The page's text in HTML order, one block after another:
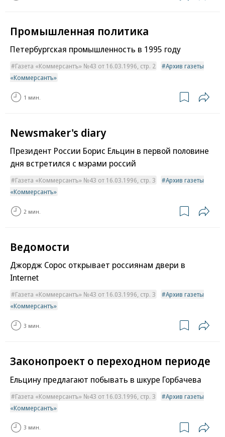
Промышленная политика
Петербургская промышленность в 1995 году
Газета «Коммерсантъ» №43 от 16.03.1996, стр. 2
Архив газеты
«Коммерсантъ»
1 мин.
Newsmaker's diary
Президент России Борис Ельцин в первой половине
дня встретился с мэрами россий
Газета «Коммерсантъ» №43 от 16.03.1996, стр. 3
Архив газеты
«Коммерсантъ»
2 мин.
Ведомости
Джордж Сорос открывает россиянам двери в
Internet
Газета «Коммерсантъ» №43 от 16.03.1996, стр. 3
Архив газеты
«Коммерсантъ»
3 мин.
Законопроект о переходном периоде
Ельцину предлагают побывать в шкуре Горбачева
Газета «Коммерсантъ» №43 от 16.03.1996, стр. 3
Архив газеты
«Коммерсантъ»
3 мин.